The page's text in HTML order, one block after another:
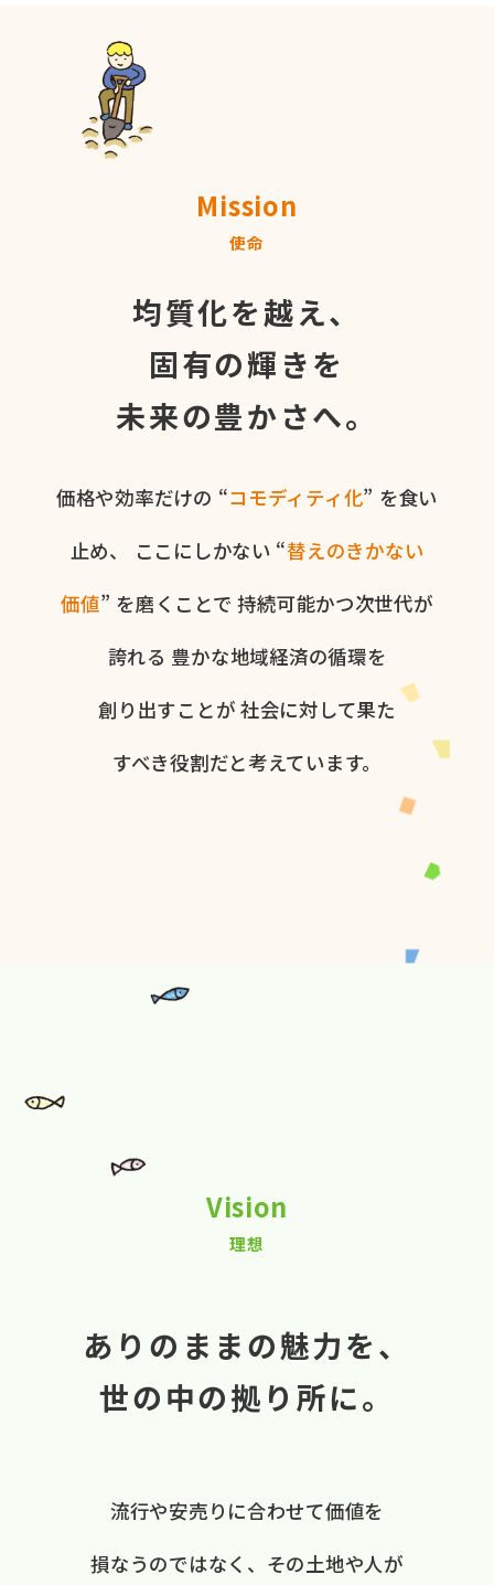
Mission
使命
均質化を越え、
固有の輝きを
未来の豊かさへ。
価格や​効率だけの​ “コモディティ化” を​食い​
止め、
ここに​しかない​ “替えの​きかない​
価値” を​磨く​ことで 持続可能かつ次世代が​
誇れる 豊かな​地域経済の​循環を​
創り出すことが 社会に​対して​果た​
すべき役割だと​考えています。​
Vision
理想
ありのままの魅力を、
世の中の拠り所に。
流行や​安売りに​合わせて​価値を​
損なうのではなく、 ​その​土地や​人が​